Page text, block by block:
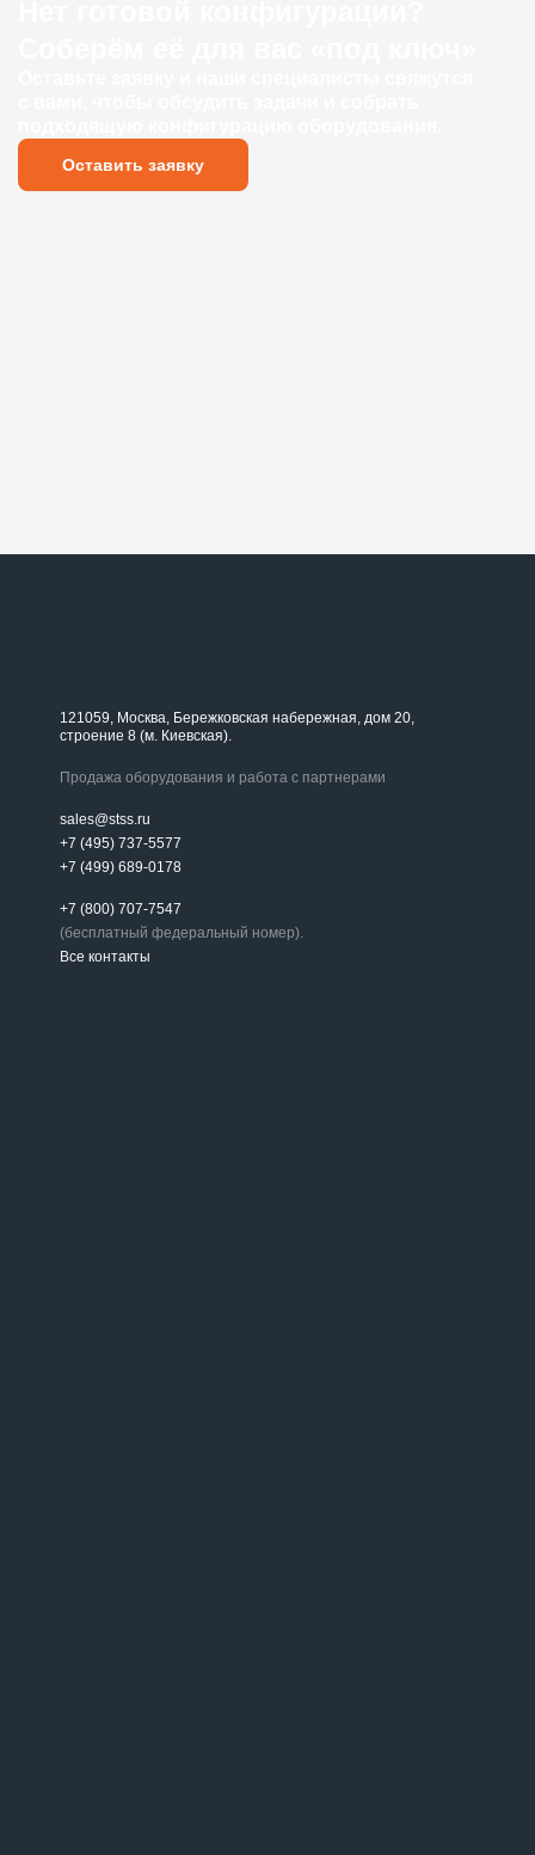
Оставить заявку
121059, Москва, Бережковская набережная, дом 20,
строение 8 (м. Киевская).
Продажа оборудования и работа с партнерами
sales@stss.ru
+7 (495) 737-5577
+7 (499) 689-0178
+7 (800) 707-7547
(бесплатный федеральный номер).
Все контакты